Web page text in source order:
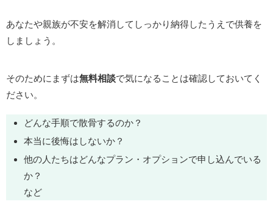
あなたや親族が不安を解消してしっかり納得したうえで供養を
しましょう。
そのためにまずは無料相談で気になることは確認しておいてく
ださい。
どんな手順で散骨するのか？
本当に後悔はしないか？
他の人たちはどんなプラン・オプションで申し込んでいる
か？
など